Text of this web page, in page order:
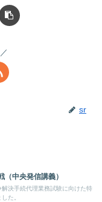
sr
（中央発信講義）
解決手続代理業務試験に向けた特
た。